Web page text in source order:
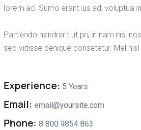
lorem ad. Sumo erant ius ad, voluptua
Partiendo hendrerit ut pri, in nam nisl
sed vidisse denique consetetur. Mel
Experience: 5 Years
Email: email@yoursite.com
Phone: 8 800 9854 863